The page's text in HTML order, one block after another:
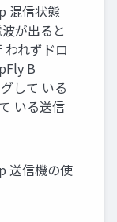
混信状態
が出ると
れずドロ
B
して いる
いる送信
送信機の使